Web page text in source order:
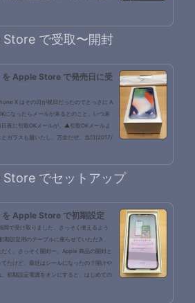
になってきた。またバッテリーも劣...
で受取〜開封
を Apple Store で発売日に受
X はその日が祝日だったのでとっさに A
になったらメールが来るとのこと。いつ来
夜に引取OKメールが。▲引取OKメールよ
ガラスも届いたし、万全だぜ。当日(2017/
到着当日発売分があるらしく、行列...
でセットアップ
を Apple Store で初期設定
で受け取りました。さっそく使えるよう
設定用のテーブルに座らせていただき、
く。さっそく開封ー。Apple 商品の開封と
たけど、最近はシールになったの？開けや
初期設定電源をオンにすると、はじめての
クスタート▲旧 iPhone のほうになん...